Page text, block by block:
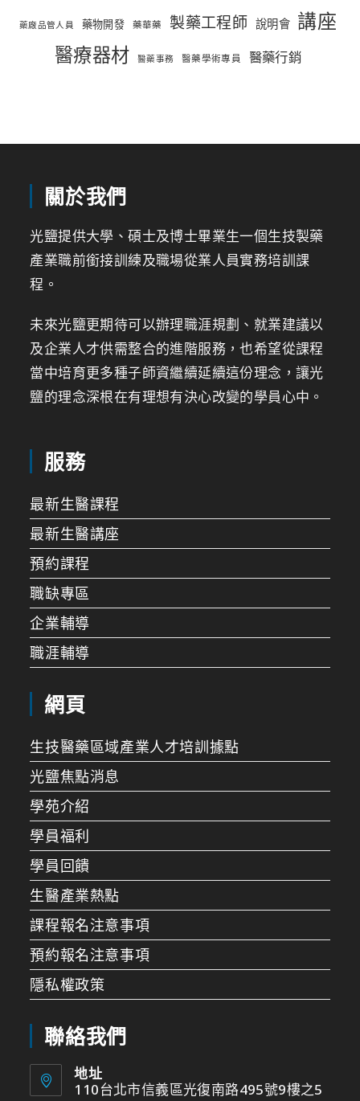
藥廠品管人員 藥物開發 藥華藥 製藥工程師 說明會 講座
醫療器材 醫藥事務 醫藥學術專員 醫藥行銷
關於我們
光鹽提供大學、碩士及博士畢業生一個生技製藥
產業職前銜接訓練及職場從業人員實務培訓課
程。
未來光鹽更期待可以辦理職涯規劃、就業建議以
及企業人才供需整合的進階服務，也希望從課程
當中培育更多種子師資繼續延續這份理念，讓光
鹽的理念深根在有理想有決心改變的學員心中。
服務
最新生醫課程
最新生醫講座
預約課程
職缺專區
企業輔導
職涯輔導
網頁
生技醫藥區域產業人才培訓據點
光鹽焦點消息
學苑介紹
學員福利
學員回饋
生醫產業熱點
課程報名注意事項
預約報名注意事項
隱私權政策
聯絡我們
地址
110台北市信義區光復南路495號9樓之5